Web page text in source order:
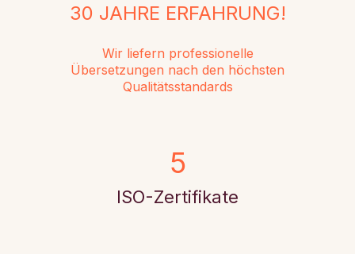
30 JAHRE ERFAHRUNG!
Wir liefern professionelle
Übersetzungen nach den höchsten
Qualitätsstandards
5
ISO-Zertifikate